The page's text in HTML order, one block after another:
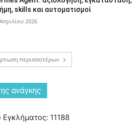
skills και αυτοματισμοί
2026
περισσοτέρων
ανάγκης
11188